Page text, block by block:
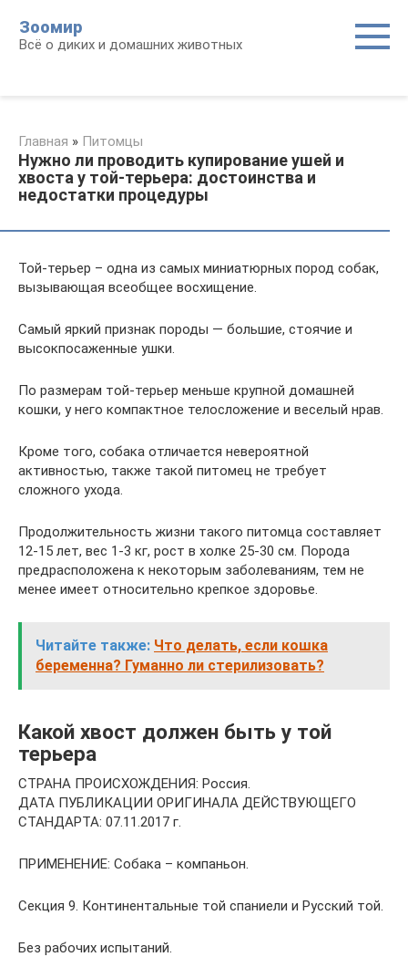
контенту
Зоомир
Всё о диких и домашних животных
Главная » Питомцы
Нужно ли проводить купирование ушей и
хвоста у той-терьера: достоинства и
недостатки процедуры
Той-терьер – одна из самых миниатюрных пород собак,
вызывающая всеобщее восхищение.
Самый яркий признак породы — большие, стоячие и
высокпосаженные ушки.
По размерам той-терьер меньше крупной домашней
кошки, у него компактное телосложение и веселый нрав.
Кроме того, собака отличается невероятной
активностью, также такой питомец не требует
сложного ухода.
Продолжительность жизни такого питомца составляет
12-15 лет, вес 1-3 кг, рост в холке 25-30 см. Порода
предрасположена к некоторым заболеваниям, тем не
менее имеет относительно крепкое здоровье.
Читайте также: Что делать, если кошка
беременна? Гуманно ли стерилизовать?
Какой хвост должен быть у той
терьера
СТРАНА ПРОИСХОЖДЕНИЯ: Россия.
ДАТА ПУБЛИКАЦИИ ОРИГИНАЛА ДЕЙСТВУЮЩЕГО
СТАНДАРТА: 07.11.2017 г.
ПРИМЕНЕНИЕ: Собака – компаньон.
Секция 9. Континентальные той спаниели и Русский той.
Без рабочих испытаний.